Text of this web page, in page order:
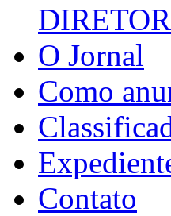
O Jornal
Como
Contato